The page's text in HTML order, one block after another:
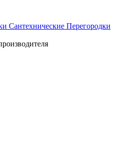
Сантехнические Перегородки